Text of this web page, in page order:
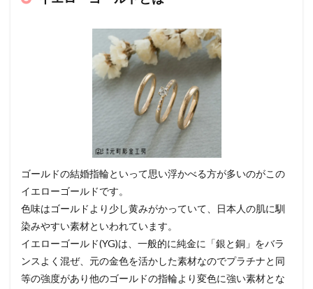
ゴールドの結婚指輪といって思い浮かべる方が多いのがこの
イエローゴールドです。
色味はゴールドより少し黄みがかっていて、日本人の肌に馴
染みやすい素材といわれています。
イエローゴールド(YG)は、一般的に純金に「銀と銅」をバラ
ンスよく混ぜ、元の金色を活かした素材なのでプラチナと同
等の強度があり他のゴールドの指輪より変色に強い素材とな